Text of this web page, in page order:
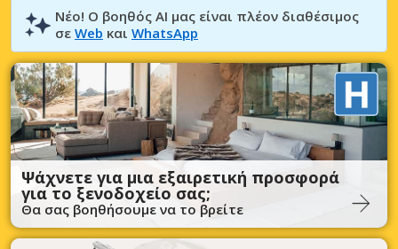
Νέο! Ο βοηθός AI μας είναι πλέον διαθέσιμος
σε Web και WhatsApp
Ψάχνετε για μια εξαιρετική προσφορά
για το ξενοδοχείο σας;
Θα σας βοηθήσουμε να το βρείτε